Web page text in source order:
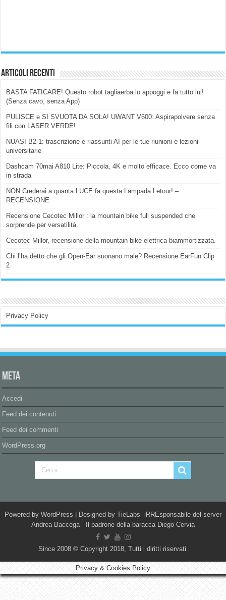
Articoli Recenti
BASTA FATICARE! Questo robot tagliaerba lo appoggi e fa tutto lui!
(Senza cavo, senza App)
PULISCE e SI SVUOTA DA SOLA! UWANT V600: Aspirapolvere senza
fili con LASER VERDE!
NUASI B2-1: trascrizione e riassunti AI per le tue riunioni e lezioni
universitarie
Dashcam 70mai A810 Lite: Piccola, 4K e molto efficace. Ecco come va
in strada
NON Crederai a quanta LUCE fa questa Lampada Letour! –
RECENSIONE
Recensione Cecotec Millor : la mountain bike full suspended che
sorprende per versatilità.
Cecotec Millor, recensione della mountain bike elettrica biammortizzata.
Chi l’ha detto che gli Open-Ear suonano male? Recensione EarFun Clip
2
Privacy Policy
Meta
Accedi
Feed dei contenuti
Feed dei commenti
WordPress.org
Powered by WordPress | Designed by TieLabs iRREsponsabile del server
Andrea Baccega Il padrone della baracca Diego Cervia
Since 2008 © Copyright 2018, Tutti i diritti riservati.
Privacy & Cookies Policy